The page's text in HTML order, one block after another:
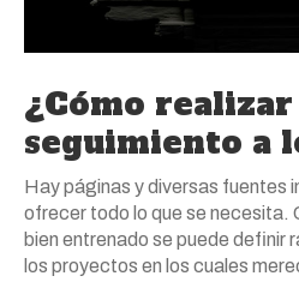
¿Cómo realizar
seguimiento a
Hay páginas y diversas fuentes
ofrecer todo lo que se necesita.
bien entrenado se puede definir
los proyectos en los cuales